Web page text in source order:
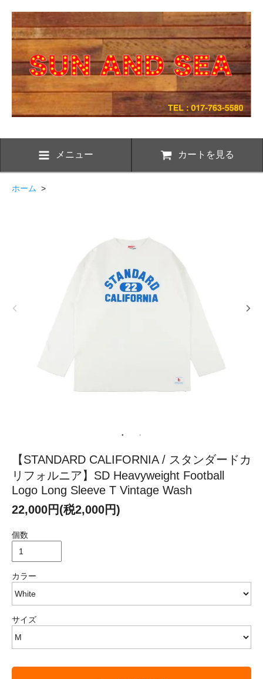
メニュー カートを見る
ホーム >
【STANDARD CALIFORNIA / スタンダードカ
リフォルニア】SD Heavyweight Football
Logo Long Sleeve T Vintage Wash
22,000円(税2,000円)
個数
カラー
サイズ